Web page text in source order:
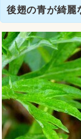
後翅の青が綺麗